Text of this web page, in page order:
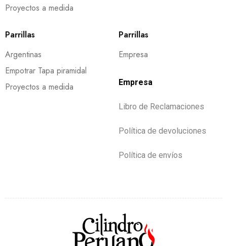
Proyectos a medida
Parrillas
Argentinas
Empotrar Tapa piramidal
Proyectos a medida
Parrillas
Empresa
Empresa
Libro de Reclamaciones
Política de devoluciones
Política de envíos